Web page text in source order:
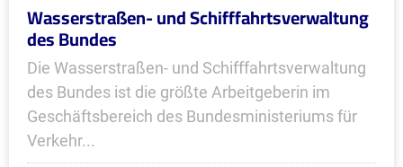
Wasserstraßen- und Schifffahrtsverwaltung
des Bundes
Die Wasserstraßen- und Schifffahrtsverwaltung
des Bundes ist die größte Arbeitgeberin im
Geschäftsbereich des Bundesministeriums für
Verkehr...